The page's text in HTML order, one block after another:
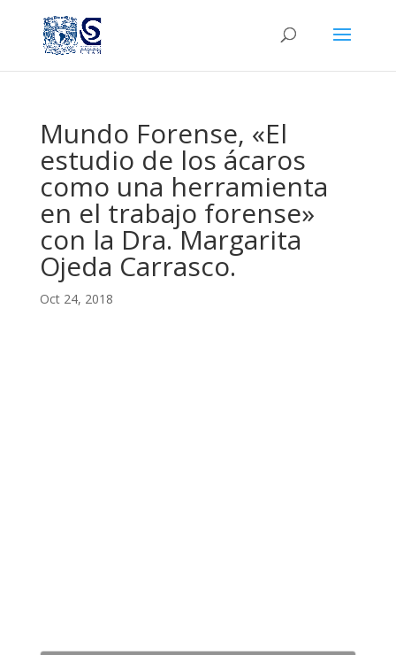
Mundo Forense, «El
estudio de los ácaros
como una herramienta
en el trabajo forense»
con la Dra. Margarita
Ojeda Carrasco.
Oct 24, 2018